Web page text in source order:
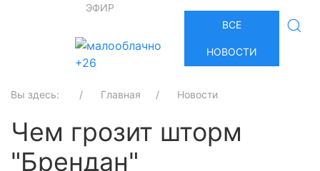
ЭФИР
+26
ВСЕ
НОВОСТИ
Вы здесь: Главная Новости
Чем грозит шторм
"Брендан"